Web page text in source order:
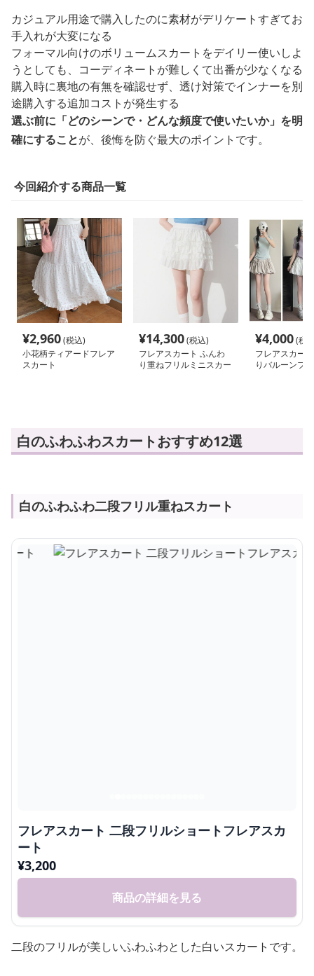
カジュアル用途で購入したのに素材がデリケートすぎてお
手入れが大変になる
フォーマル向けのボリュームスカートをデイリー使いしよ
うとしても、コーディネートが難しくて出番が少なくなる
購入時に裏地の有無を確認せず、透け対策でインナーを別
途購入する追加コストが発生する
選ぶ前に「どのシーンで・どんな頻度で使いたいか」を明
確にすることが、後悔を防ぐ最大のポイントです。
今回紹介する商品一覧
¥2,960(税込)
小花柄ティアードフレア
スカート
¥14,300(税込)
フレアスカート ふんわ
り重ねフリルミニスカー
¥4,000(税
フレアスカー
りバルーンフ
白のふわふわスカートおすすめ12選
白のふわふわ二段フリル重ねスカート
フレアスカート 二段フリルショートフレアスカ
ート
¥3,200
商品の詳細を見る
二段のフリルが美しいふわふわとした白いスカートです。